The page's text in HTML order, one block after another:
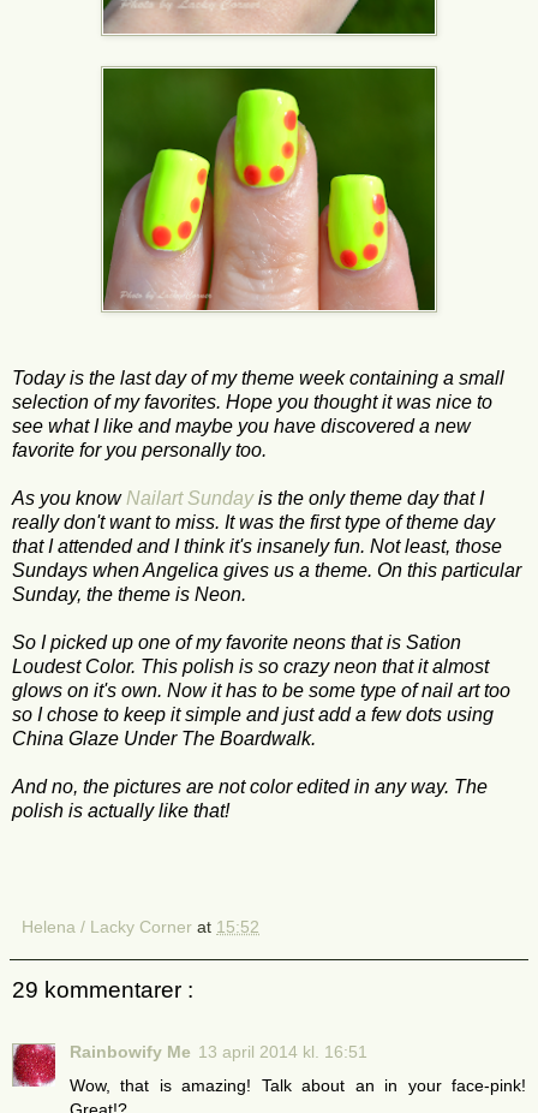
Today is the last day of my theme week containing a small
selection of my favorites. Hope you thought it was nice to
see what I like and maybe you have discovered a new
favorite for you personally too.
As you know Nailart Sundayis the only theme day that I
really don't want to miss. It was the first type of theme day
that I attended and I think it's insanely fun. Not least, those
Sundays when Angelica gives us a theme. On this particular
Sunday, the theme is Neon.
So I picked up one of my favorite neons that is Sation
Loudest Color. This polish is so crazy neon that it almost
glows on it's own. Now it has to be some type of nail art too
so I chose to keep it simple and just add a few dots using
China Glaze Under The Boardwalk.
And no, the pictures are not color edited in any way. The
polish is actually like that!
Helena / Lacky Corner at 15:52
29 kommentarer :
Rainbowify Me 13 april 2014 kl. 16:51
Wow, that is amazing! Talk about an in your face-pink!